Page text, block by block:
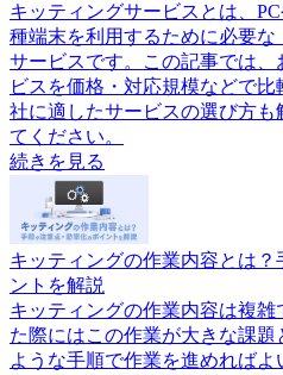
キッティングサービスとは、
種端末を利用するために必要
サービスです。この記事では
ビスを価格・対応規模などで
社に適したサービスの選び方
てください。
続きを見る
キッティングの作業内容とは
ントを解説
キッティングの作業内容は複
た際にはこの作業が大きな課
ような手順で作業を進めれば